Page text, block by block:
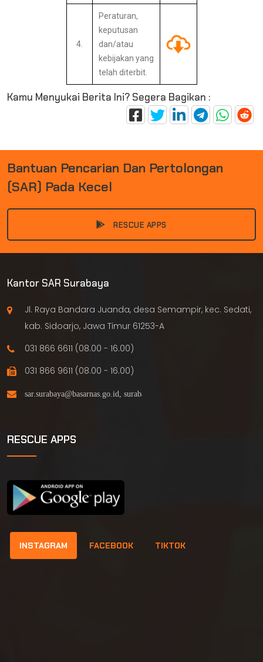
4.
Peraturan,
keputusan
dan/atau
kebijakan yang
telah diterbit.
Kamu Menyukai Berita Ini? Segera Bagikan :
BANTUAN PENCARIAN DAN PERTOLONGAN
(SAR) PADA KECEL
RESCUE APPS
Kantor SAR Surabaya
Jl. Raya Bandara Juanda, desa Semampir, kec. Sedati,
kab. Sidoarjo, Jawa Timur 61253-A
031 866 6611 (08.00 - 16.00)
031 866 9611 (08.00 - 16.00)
RESCUE APPS
INSTAGRAM FACEBOOK TIKTOK